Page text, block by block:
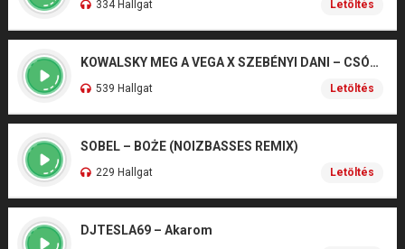
334 Hallgat Letöltés
KOWALSKY MEG A VEGA X SZEBÉNYI DANI – CSÓNAK
539 Hallgat Letöltés
SOBEL – BOŻE (NOIZBASSES REMIX)
229 Hallgat Letöltés
DJTESLA69 – Akarom